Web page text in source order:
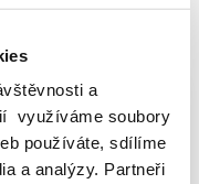
a
využíváme soubory
používáte, sdílíme
a analýzy. Partneři
PDF (107kB)
2022-48